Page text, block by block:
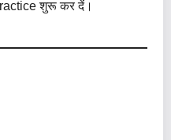
शुरू कर दें।